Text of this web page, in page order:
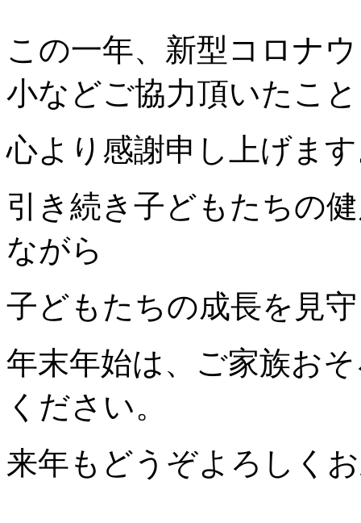
この一年、新型コロナ
小などご協力頂いたこ
心より感謝申し上げま
引き続き子どもたちの
ながら
子どもたちの成長を見
年末年始は、ご家族お
ください。
来年もどうぞよろしく